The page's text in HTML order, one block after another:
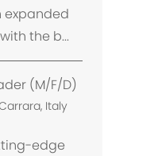
expanded
the b...
(M/F/D)
Italy
edge